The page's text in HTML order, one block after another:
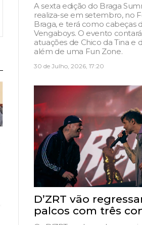
A sexta edição do Braga
realiza-se em setembro, no
Braga, e terá como cabeças
Vengaboys. O evento
atuações de Chico da Tina e
além de uma Fun Zone.
30 de Julho, 2026, 17:20
D’ZRT vão
palcos com três